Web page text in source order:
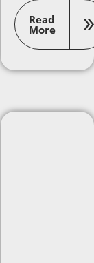
Read
More